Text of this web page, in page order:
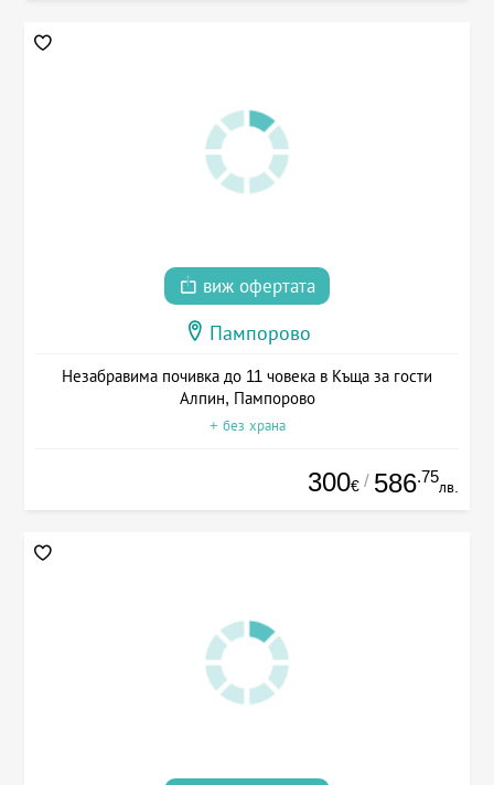
виж офертата
Пампорово
Незабравима почивка до 11 човека в Къща за гости
Алпин, Пампорово
+ без храна
300€ / 586.75
лв.